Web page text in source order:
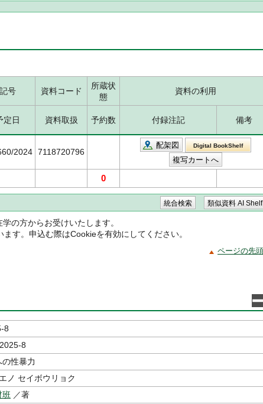
号 資料コード
所蔵状
態
資料の利用
定日 資料取扱 予約数 付録注記 備考
2024 7118720796
配架図 Digital BookShelf
0
の方からお受けいたします。
す。申込む際はCookieを有効にしてください。
ページの先
8
8
の性暴力
ノ セイボウリョク
班 ／著